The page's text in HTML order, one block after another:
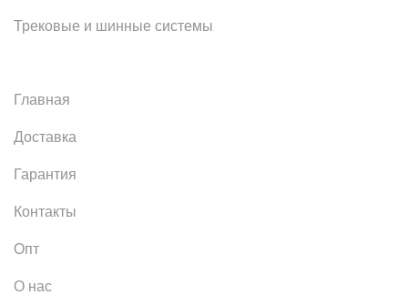
Трековые и шинные системы
Главная
Доставка
Гарантия
Контакты
Опт
О нас